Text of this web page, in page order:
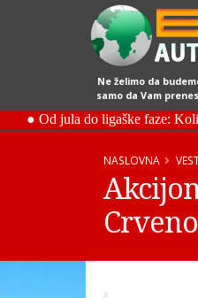
Ne želimo da
samo da Vam
NASLOVNA